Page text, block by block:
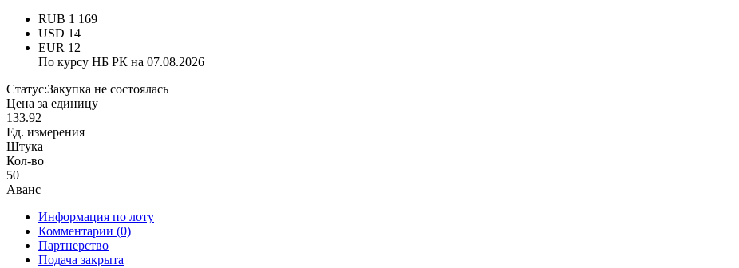
RUB 1 169
USD 14
EUR 12
По курсу НБ РК на 07.08.2026
Статус:Закупка не состоялась
Цена за единицу
133.92
Ед. измерения
Штука
Кол-во
50
Аванс
Информация по лоту
Комментарии (0)
Партнерство
Подача закрыта